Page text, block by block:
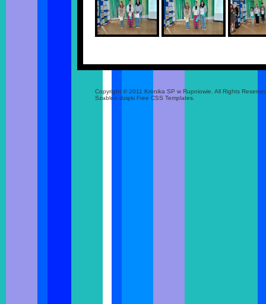
Copyright © 2011 Kronika SP w Rupniowie. All Rights
Szablon dzięki Free CSS Templates.